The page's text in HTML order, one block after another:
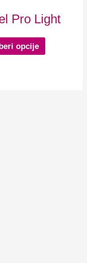
Pro Light
opcije